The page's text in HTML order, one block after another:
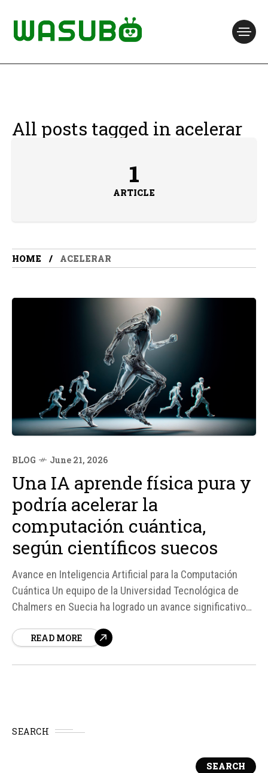
All posts tagged in acelerar
1
ARTICLE
HOME ACELERAR
BLOG June 21, 2026
Una IA aprende física pura y
podría acelerar la
computación cuántica,
según científicos suecos
Avance en Inteligencia Artificial para la Computación
Cuántica Un equipo de la Universidad Tecnológica de
Chalmers en Suecia ha logrado un avance significativo
física pura, lo que podría acelerar el desarrollo de la
READ MORE
SEARCH
SEARCH